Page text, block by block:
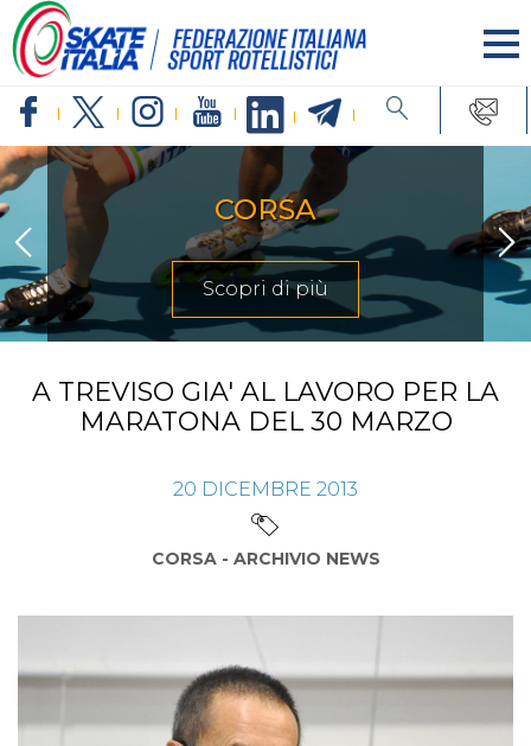
CORSA
Scopri di più
A TREVISO GIA' AL LAVORO PER LA
MARATONA DEL 30 MARZO
20 DICEMBRE 2013
CORSA - ARCHIVIO NEWS